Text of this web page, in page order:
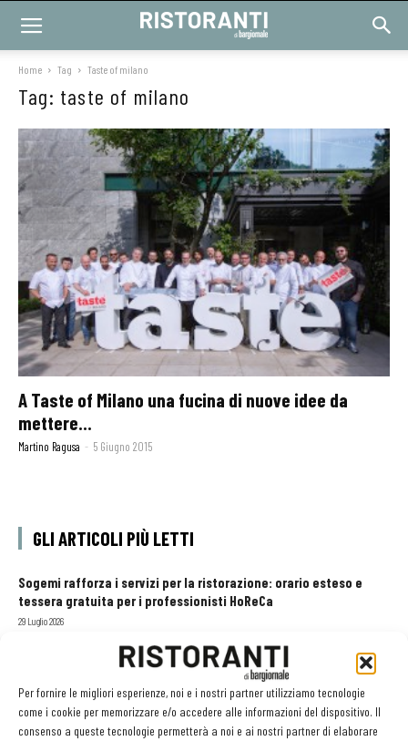
Per fornire le migliori esperienze, noi e i nostri partner utilizziamo tecnologie
come i cookie per memorizzare e/o accedere alle informazioni del dispositivo. Il
consenso a queste tecnologie permetterà a noi e ai nostri partner di elaborare
Home Tag Taste of milano
Tag: taste of milano
A Taste of Milano una fucina di nuove idee da
mettere...
Martino Ragusa - 5 Giugno 2015
GLI ARTICOLI PIÙ LETTI
Sogemi rafforza i servizi per la ristorazione: orario esteso e
tessera gratuita per i professionisti HoReCa
29 Luglio 2026
vacanze (o da scorprire se si è in vacanza)
Recensioni online, Fipe e le associazioni del turismo chiedono
modifiche alle Linee Guida dell’Antitrust
20 Luglio 2026